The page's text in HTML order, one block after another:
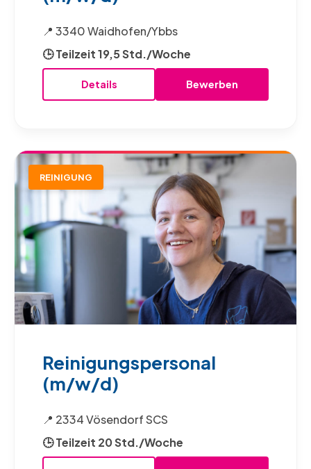
📍 3340 Waidhofen/Ybbs
🕒 Teilzeit 19,5 Std./Woche
Details Bewerben
REINIGUNG
Reinigungspersonal
(m/w/d)
📍 2334 Vösendorf SCS
🕒 Teilzeit 20 Std./Woche